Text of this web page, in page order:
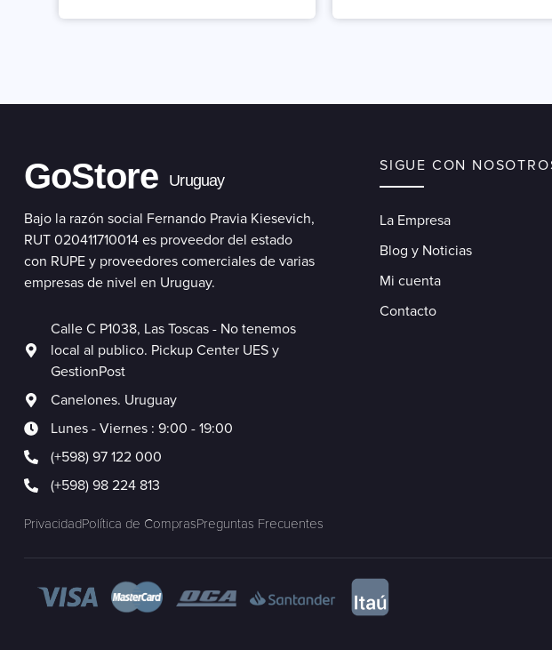
GoStore Uruguay
Bajo la razón social Fernando Pravia Kiesevich,
RUT 020411710014 es proveedor del estado
con RUPE y proveedores comerciales de varias
empresas de nivel en Uruguay.
Calle C P1038, Las Toscas - No tenemos
local al publico. Pickup Center UES y
GestionPost
Canelones. Uruguay
Lunes - Viernes : 9:00 - 19:00
(+598) 97 122 000
(+598) 98 224 813
SIGUE CON
La Empresa
Blog y Noticias
Mi cuenta
Contacto
PrivacidadPolítica de ComprasPreguntas Frecuentes